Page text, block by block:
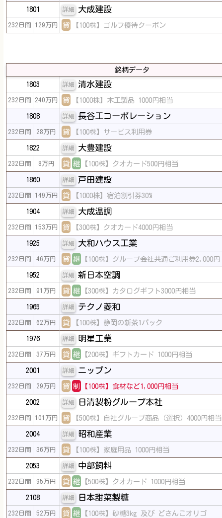
1801 大成建設
詳細
232日間
129万円 貸 【100株】ゴルフ優待クーポン
銘柄データ
1803
清水建設
詳細
232日間
240万円 貸 【1000株】木工製品 1000円相当
1808 長谷工コーポレーション
詳細
232日間 28万円 貸 【100株】サービス利用券
1822 大豊建設
詳細
232日間
8万円 貸 継 【100株】クオカード500円相当
1860 戸田建設
詳細
232日間
149万円 貸 【1000株】宿泊割引券30%
1904 大成温調
詳細
232日間
153万円 貸 【300株】クオカード4000円相当
1925 大和ハウス工業
詳細
232日間 46万円 貸 継 【100株】グループ会社共通ご利用券2,000円
1952 新日本空調
詳細
232日間 91万円 貸 継 【300株】カタログギフト3000円相当
1965 テクノ菱和
詳細
232日間 62万円 貸 【100株】静岡の新茶1パック
1976 明星工業
詳細
232日間 37万円 貸 継 【200株】ギフトカード 1000円相当
2001 ニップン
詳細
232日間 29万円 貸 制 【100株】食材など1,000円相当
2002 日清製粉グループ本社
詳細
232日間 101万円 貸 【500株】自社グループ商品（選択）4000円相当
2004 昭和産業
詳細
232日間 36万円 貸 【100株】家庭用品 1000円相当
2053 中部飼料
詳細
232日間 95万円 貸 継 【500株】クオカード 1000円相当
2108 日本甜菜製糖
詳細
232日間
52万円 貸 継 【100株】砂糖3kg 及び どさんこオリゴ